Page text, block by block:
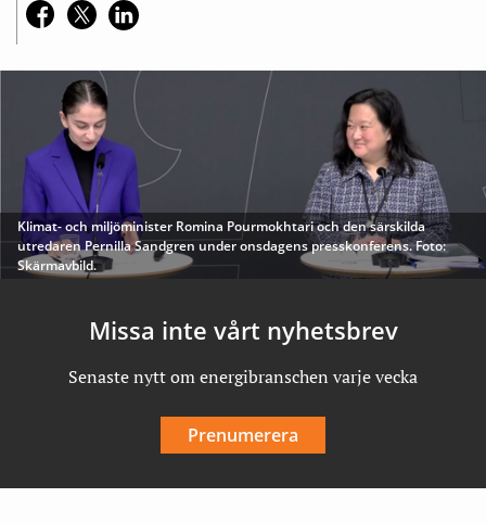
Klimat- och miljöminister Romina Pourmokhtari och den särskilda
utredaren Pernilla Sandgren under onsdagens presskonferens. Foto:
Skärmavbild.
Missa inte vårt nyhetsbrev
Senaste nytt om energibranschen varje vecka
Prenumerera